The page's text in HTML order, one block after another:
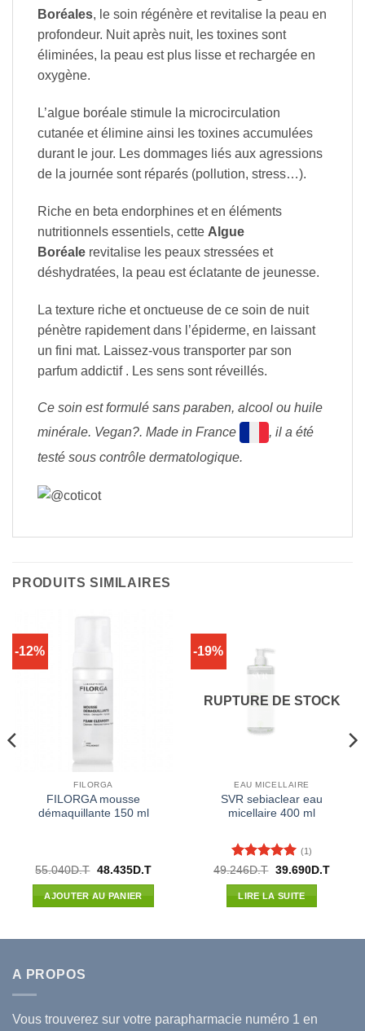
Boréales, le soin régénère et revitalise la peau en
profondeur. Nuit après nuit, les toxines sont
éliminées, la peau est plus lisse et rechargée en
oxygène.
L’algue boréale stimule la microcirculation
cutanée et élimine ainsi les toxines accumulées
durant le jour. Les dommages liés aux agressions
de la journée sont réparés (pollution, stress…).
Riche en beta endorphines et en éléments
nutritionnels essentiels, cette Algue
Boréale revitalise les peaux stressées et
déshydratées, la peau est éclatante de jeunesse.
La texture riche et onctueuse de ce soin de nuit
pénètre rapidement dans l’épiderme, en laissant
un fini mat. Laissez-vous transporter par son
parfum addictif . Les sens sont réveillés.
Ce soin est formulé sans paraben, alcool ou huile
minérale. Vegan?. Made in France
, il a été
testé sous contrôle dermatologique.
PRODUITS SIMILAIRES
-12%
FILORGA
FILORGA mousse
démaquillante 150 ml
55.040D.T Le
initial
était :
48.435D.TLe
AJOUTER AU PANIER
-19%
RUPTURE DE STOCK
EAU MICELLAIRE
SVR sebiaclear eau
micellaire 400 ml
Note5 sur
5
(1)
49.246D.T Le
initial
était :
39.690D.TLe
LIRE LA SUITE
A PROPOS
Vous trouverez sur votre parapharmacie numéro 1 en